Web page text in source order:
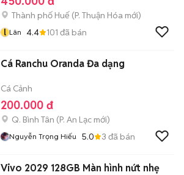
Thành phố Huế (P. Thuận Hóa mới)
l Lân 4.4 101 đã bán
Cá Ranchu Oranda Đa dạng
Cá Cảnh
200.000 đ
Q. Bình Tân (P. An Lạc mới)
Nguyễn Trọng Hiếu 5.0 3 đã bán
Vivo 2029 128GB Màn hình nứt nhẹ